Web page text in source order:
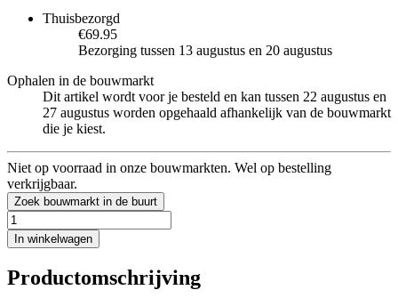
Thuisbezorgd
€69.95
Bezorging tussen 13 augustus en 20 augustus
Ophalen in de bouwmarkt
Dit artikel wordt voor je besteld en kan tussen 22 augustus en
27 augustus worden opgehaald afhankelijk van de bouwmarkt
die je kiest.
Niet op voorraad in onze bouwmarkten. Wel op bestelling
verkrijgbaar.
Zoek bouwmarkt in de buurt
In winkelwagen
Productomschrijving